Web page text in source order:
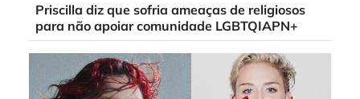
Priscilla diz que sofria ameaças de religiosos
para não apoiar comunidade LGBTQIAPN+